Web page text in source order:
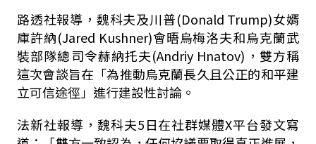
路透社報導，魏科夫及川普(Donald Trump)女婿
庫許納(Jared Kushner)會晤烏梅洛夫和烏克蘭武
裝部隊總司令赫納托夫(Andriy Hnatov)，雙方稱
這次會談旨在「為推動烏克蘭長久且公正的和平建
立可信途徑」進行建設性討論。
法新社報導，魏科夫5日在社群媒體X平台發文寫